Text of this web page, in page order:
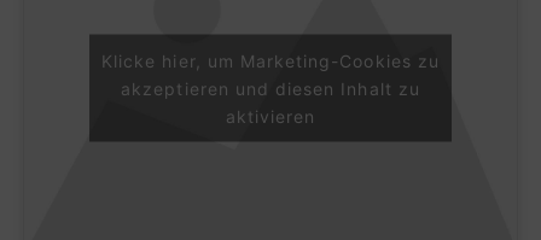
Klicke hier, um Marketing-Cookies zu
akzeptieren und diesen Inhalt zu
aktivieren